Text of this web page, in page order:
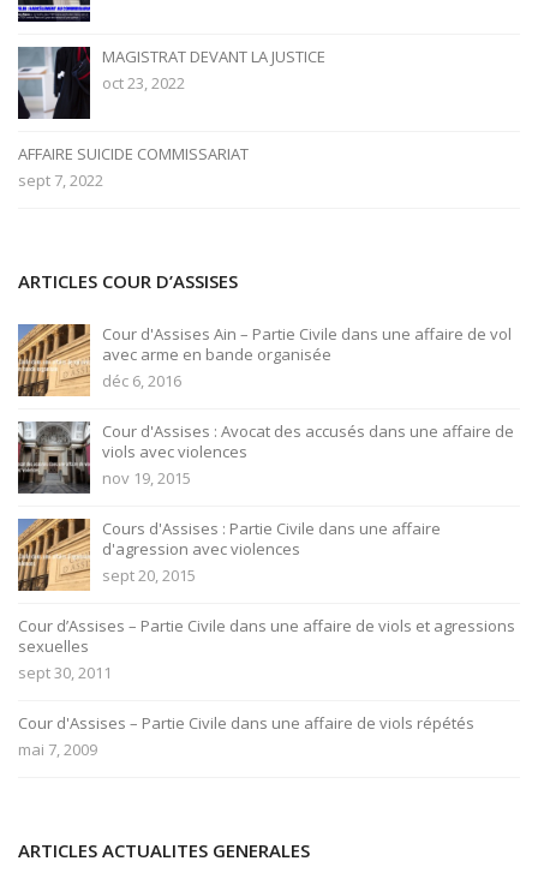
MAGISTRAT DEVANT LA JUSTICE
oct 23, 2022
AFFAIRE SUICIDE COMMISSARIAT
sept 7, 2022
ARTICLES COUR D’ASSISES
Cour d'Assises Ain – Partie Civile dans une affaire de vol
avec arme en bande organisée
déc 6, 2016
Cour d'Assises : Avocat des accusés dans une affaire de
viols avec violences
nov 19, 2015
Cours d'Assises : Partie Civile dans une affaire
d'agression avec violences
sept 20, 2015
Cour d’Assises – Partie Civile dans une affaire de viols et agressions
sexuelles
sept 30, 2011
Cour d'Assises – Partie Civile dans une affaire de viols répétés
mai 7, 2009
ARTICLES ACTUALITES GENERALES